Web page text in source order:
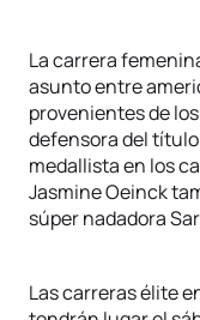
La carrera
asunto entre
provenientes de
defensora del
medallista en los
Jasmine Oeinck
súper nadadora
Las carreras élite